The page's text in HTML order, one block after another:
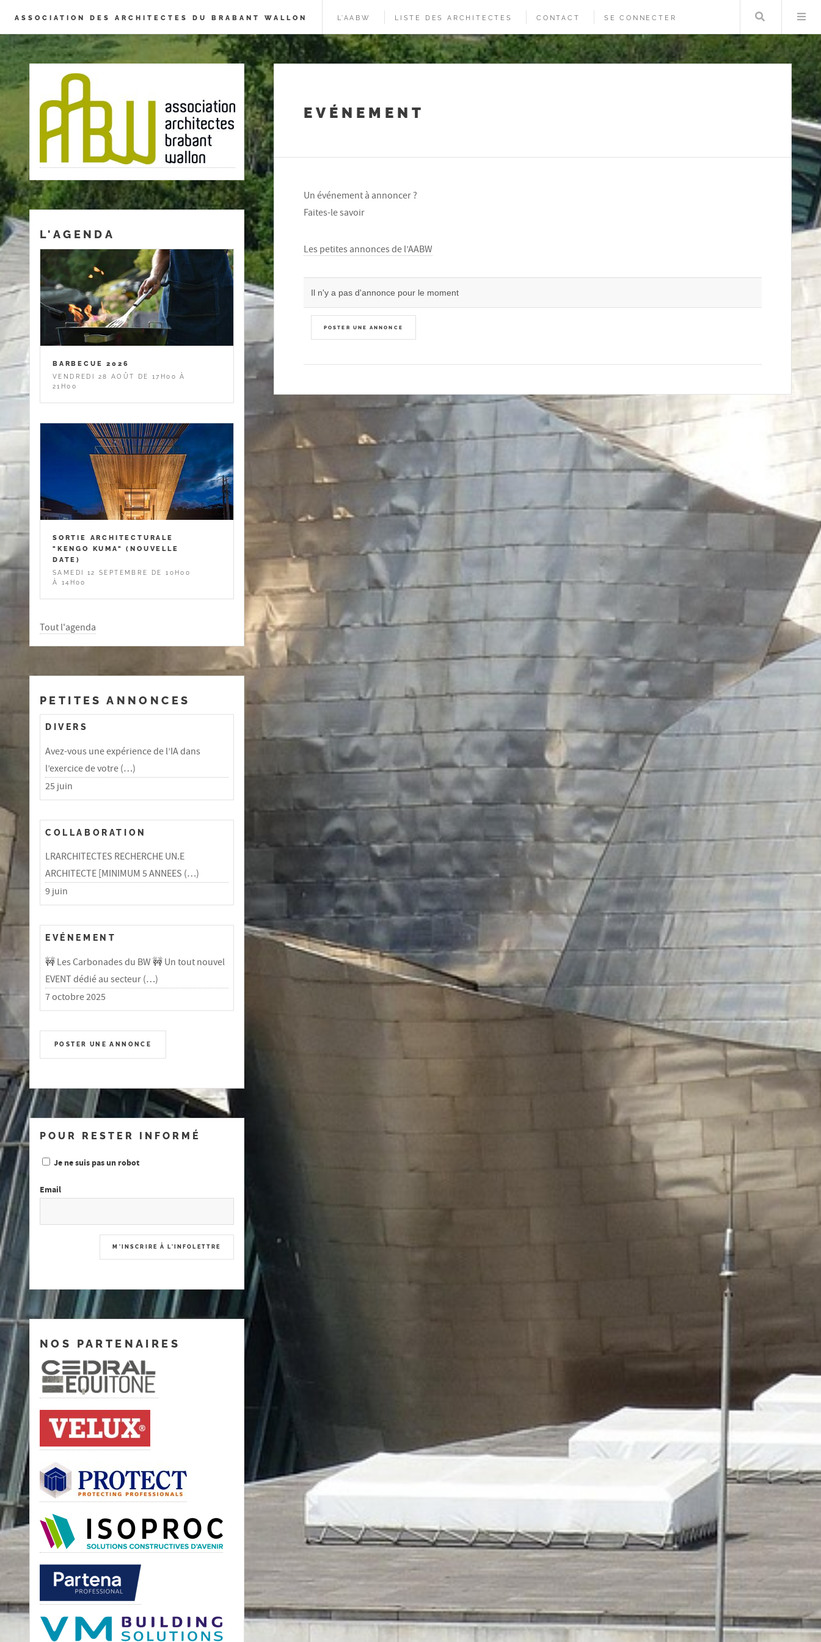
ASSOCIATION DES ARCHITECTES DU BRABANT WALLON L’AABW LISTE DES ARCHITECTES CONTACT SE CONNECTER Rechercher
EVÉNEMENT
Un événement à annoncer ?
Faites-le savoir
Les petites annonces de l’AABW
Il n'y a pas d'annonce pour le moment
POSTER UNE ANNONCE
L'AGENDA
BARBECUE 2026
VENDREDI 28 AOÛT DE 17H00 À
21H00
SORTIE ARCHITECTURALE
"KENGO KUMA" (NOUVELLE
DATE)
SAMEDI 12 SEPTEMBRE DE 10H00
À 14H00
Tout l'agenda
PETITES ANNONCES
DIVERS
Avez-vous une expérience de l’IA dans
l’exercice de votre (…)
25 juin
COLLABORATION
LRARCHITECTES RECHERCHE UN.E
ARCHITECTE [MINIMUM 5 ANNEES (…)
9 juin
EVÉNEMENT
🚧 Les Carbonades du BW 🚧 Un tout nouvel
EVENT dédié au secteur (…)
7 octobre 2025
POSTER UNE ANNONCE
POUR RESTER INFORMÉ
Je ne suis pas un robot
Email
NOS PARTENAIRES